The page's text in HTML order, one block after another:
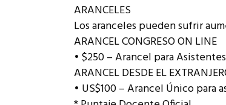
ARANCELES
Los aranceles pueden sufrir
ARANCEL CONGRESO ON LINE
• $250 – Arancel para Asistentes
ARANCEL DESDE EL
• US$100 – Arancel Único para